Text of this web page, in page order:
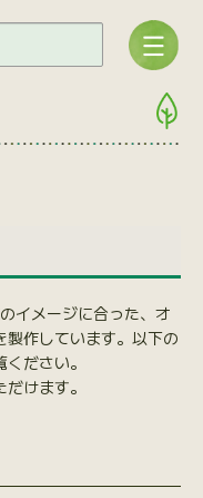
イメージに合った、オ
製作しています。以下の
ださい。
けます。